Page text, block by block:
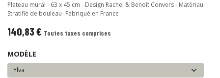
Plateau mural - 63 x 45 cm - Design Rachel & Benoît Convers - Matériau:
Stratifié de bouleau- Fabriqué en France
140,83€ Toutes taxes comprises
MODÈLE